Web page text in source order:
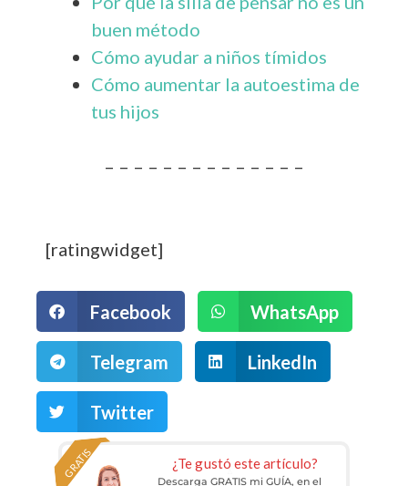
buen método
Cómo ayudar a niños tímidos
Cómo aumentar la autoestima de
tus hijos
– – – – – – – – – – – – – –
[ratingwidget]
Facebook WhatsApp
Telegram LinkedIn
Twitter
¿Te gustó este artículo?
GRATIS
Descarga GRATIS mi GUÍA, en el